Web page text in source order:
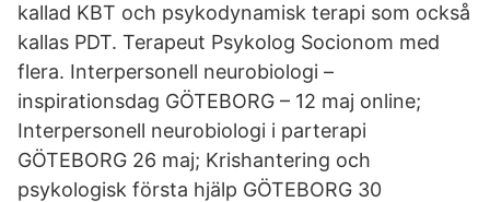
kallad KBT och psykodynamisk terapi som också
kallas PDT. Terapeut Psykolog Socionom med
flera. Interpersonell neurobiologi –
inspirationsdag GÖTEBORG – 12 maj online;
Interpersonell neurobiologi i parterapi
GÖTEBORG 26 maj; Krishantering och
psykologisk första hjälp GÖTEBORG 30